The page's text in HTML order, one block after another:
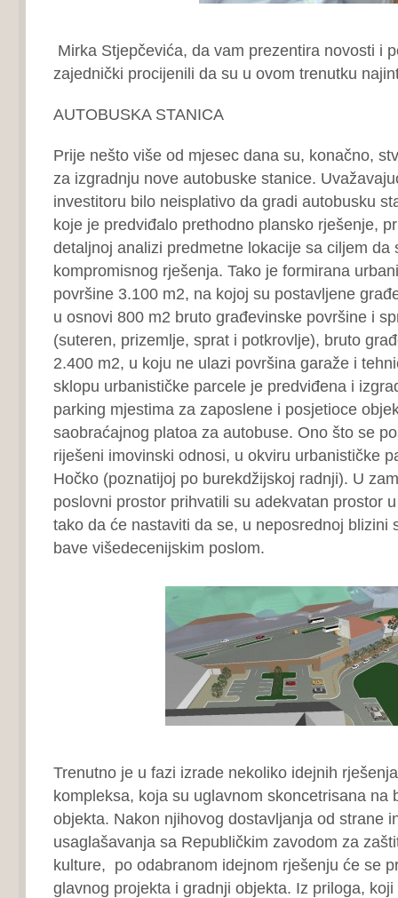
Mirka Stjepčevića, da vam prezentira novosti i
zajednički procijenili da su u ovom trenutku
AUTOBUSKA STANICA
Prije nešto više od mjesec dana su, konačno,
za izgradnju nove autobuske stanice.
investitoru bilo neisplativo da gradi autobusku
koje je predviđalo prethodno plansko rješenje,
detaljnoj analizi predmetne lokacije sa ciljem da
kompromisnog rješenja. Tako je formirana
površine 3.100 m2, na kojoj su postavljene
u osnovi 800 m2 bruto građevinske površine i
(suteren, prizemlje, sprat i potkrovlje), bruto
2.400 m2, u koju ne ulazi površina garaže i
sklopu urbanističke parcele je predviđena i
parking mjestima za zaposlene i posjetioce
saobraćajnog platoa za autobuse. Ono što se
riješeni imovinski odnosi, u okviru urbanističke
Hočko (poznatijoj po burekdžijskoj radnji). U
poslovni prostor prihvatili su adekvatan prostor
tako da će nastaviti da se, u neposrednoj blizini
bave višedecenijskim poslom.
Trenutno je u fazi izrade nekoliko idejnih
kompleksa, koja su uglavnom skoncetrisana na
objekta. Nakon njihovog dostavljanja od strane
usaglašavanja sa Republičkim zavodom za
kulture, po odabranom idejnom rješenju će se
glavnog projekta i gradnji objekta. Iz priloga,